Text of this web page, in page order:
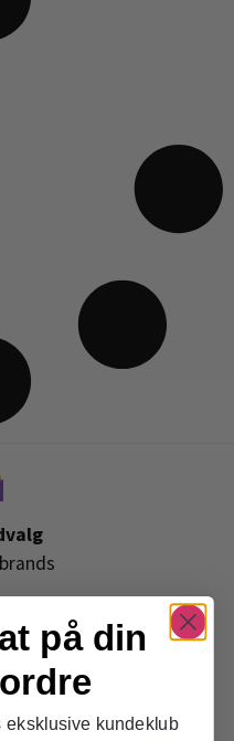
399,-
på din
eksklusive kundeklub